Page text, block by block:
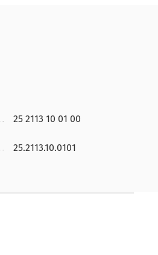
25 2113 10 01 00
25.2113.10.0101